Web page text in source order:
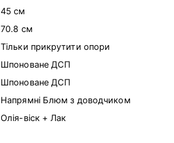
45 cм
70.8 cм
Тільки прикрутити опори
Шпоноване ДСП
Шпоноване ДСП
Напрямні Блюм з доводчиком
Олія-віск + Лак